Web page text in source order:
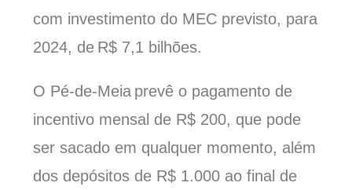
com investimento do MEC previsto, para
2024, de R$ 7,1 bilhões.
O Pé-de-Meia prevê o pagamento de
incentivo mensal de R$ 200, que pode
ser sacado em qualquer momento, além
dos depósitos de R$ 1.000 ao final de